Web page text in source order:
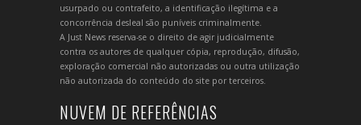
usurpado ou contrafeito, a identificação ilegítima e a
concorrência desleal são puníveis criminalmente.
A Just News reserva-se o direito de agir judicialmente
contra os autores de qualquer cópia, reprodução, difusão,
exploração comercial não autorizadas ou outra utilização
não autorizada do conteúdo do site por terceiros.
NUVEM DE REFERÊNCIAS